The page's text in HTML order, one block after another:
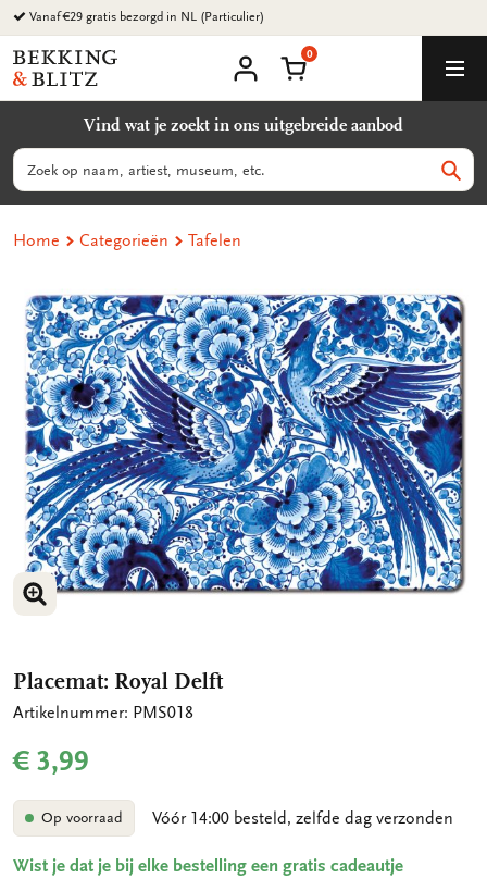
Ga
naar
content
Vanaf €29 gratis bezorgd in NL (Particulier)
Bekking
&
B.V.
account
Winkelmand
0
Vind wat je zoekt in ons uitgebreide aanbod
Zoeken
Home Categorieën Tafelen
VERGROOT AFBEELDING
Placemat: Royal Delft
Artikelnummer: PMS018
€ 3,99
Op voorraad Vóór 14:00 besteld, zelfde dag verzonden
Wist je dat je bij elke bestelling een gratis cadeautje